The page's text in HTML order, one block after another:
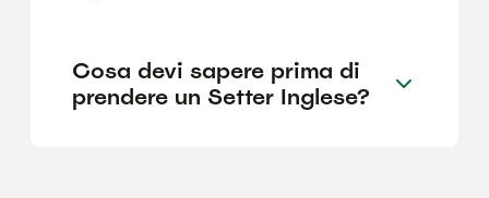
Cosa devi sapere prima di
prendere un Setter Inglese?